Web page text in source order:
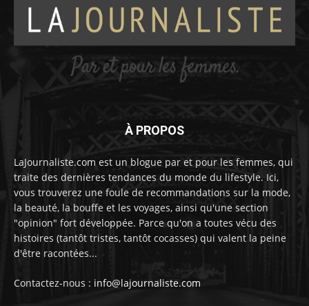
À PROPOS
LaJournaliste.com est un blogue par et pour les femmes, qui
traite des dernières tendances du monde du lifestyle. Ici,
vous trouverez une foule de recommandations sur la mode,
la beauté, la bouffe et les voyages, ainsi qu'une section
"opinion" fort développée. Parce qu'on a toutes vécu des
histoires (tantôt tristes, tantôt cocasses) qui valent la peine
d'être racontées...
Contactez-nous : info@lajournaliste.com